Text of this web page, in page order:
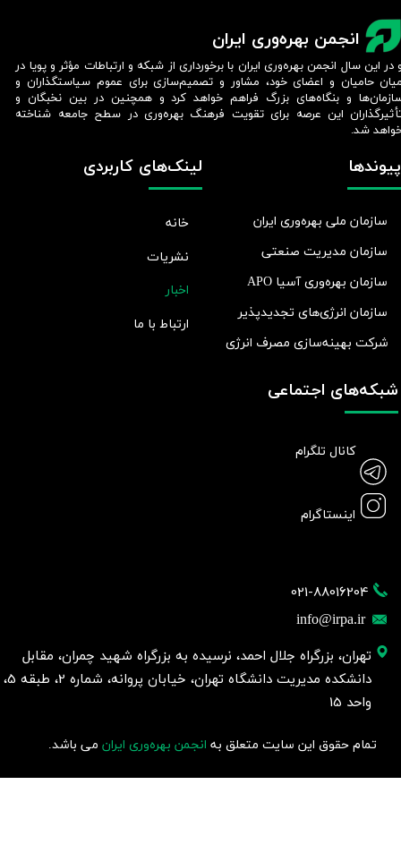
انجمن بهره‌وری ایران
021-88016204
info@irpa.ir
تهران، بزرگراه جلال احمد، نرسیده به بزرگراه شهید چمران، مقابل
دانشکده مدیریت دانشگاه تهران، خیابان پروانه، شماره 2، طبقه 5،
واحد 15
لینک‌های کاربردی
خانه
نشریات
اخبار
ارتباط با ما
پیوندها
سازمان ملی بهره‌وری ایران
سازمان مدیریت صنعتی
سازمان بهره‌وری آسیا APO
سازمان انرژی‌های تجدیدپذیر
شرکت بهينه‌سازی مصرف انرژی
شبکه‌های اجتماعی
کانال تلگرام
اینستاگرام
تمام حقوق این سایت متعلق به انجمن بهره‌وری ایران می باشد.
در این سال انجمن بهره‌وری ایران با برخورداری از شبکه و ارتباطات مؤثر و پویا در
حامیان و اعضای خود، مشاور و تصمیم‌سازی برای عموم سیاستگذاران و
و بنگاه‌های بزرگ فراهم خواهد کرد و همچنین در بین نخبگان و
این عرصه برای تقویت فرهنگ بهره‌وری در سطح جامعه شناخته
شد.​​​​​​​